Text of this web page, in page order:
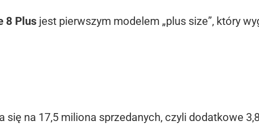
8 Plus jest pierwszym modelem „plus size”, który
się na 17,5 miliona sprzedanych, czyli dodatkowe